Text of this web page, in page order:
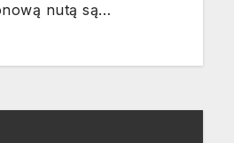
nutą są…